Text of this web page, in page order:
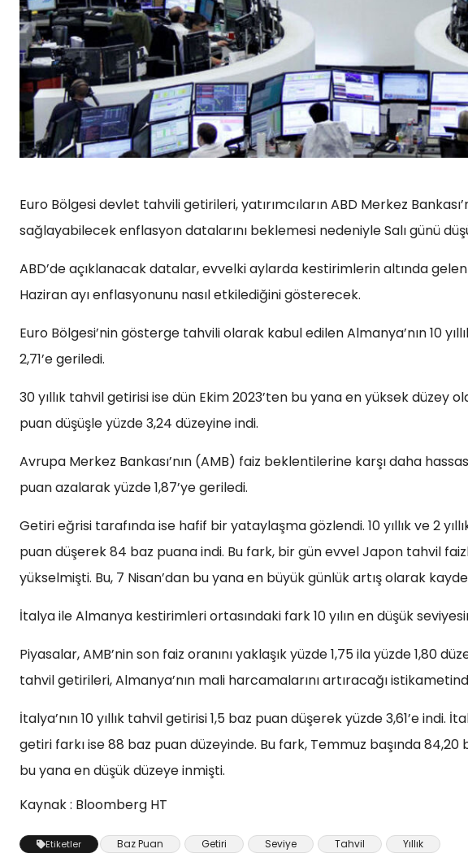
Euro Bölgesi devlet tahvili getirileri, yatırımcıların ABD Merkez
sağlayabilecek enflasyon datalarını beklemesi nedeniyle Salı günü
ABD’de açıklanacak datalar, evvelki aylarda kestirimlerin altında
Haziran ayı enflasyonunu nasıl etkilediğini gösterecek.
Euro Bölgesi’nin gösterge tahvili olarak kabul edilen Almanya’nın 10
2,71’e geriledi.
30 yıllık tahvil getirisi ise dün Ekim 2023’ten bu yana en yüksek düzey
puan düşüşle yüzde 3,24 düzeyine indi.
Avrupa Merkez Bankası’nın (AMB) faiz beklentilerine karşı daha
puan azalarak yüzde 1,87’ye geriledi.
Getiri eğrisi tarafında ise hafif bir yataylaşma gözlendi. 10 yıllık ve 2
puan düşerek 84 baz puana indi. Bu fark, bir gün evvel Japon tahvil
yükselmişti. Bu, 7 Nisan’dan bu yana en büyük günlük artış olarak
İtalya ile Almanya kestirimleri ortasındaki fark 10 yılın en düşük
Piyasalar, AMB’nin son faiz oranını yaklaşık yüzde 1,75 ila yüzde 1,80
tahvil getirileri, Almanya’nın mali harcamalarını artıracağı
İtalya’nın 10 yıllık tahvil getirisi 1,5 baz puan düşerek yüzde 3,61’e
getiri farkı ise 88 baz puan düzeyinde. Bu fark, Temmuz başında
bu yana en düşük düzeye inmişti.
Kaynak : Bloomberg HT
Etiketler Baz Puan Getiri Seviye Tahvil Yıllık